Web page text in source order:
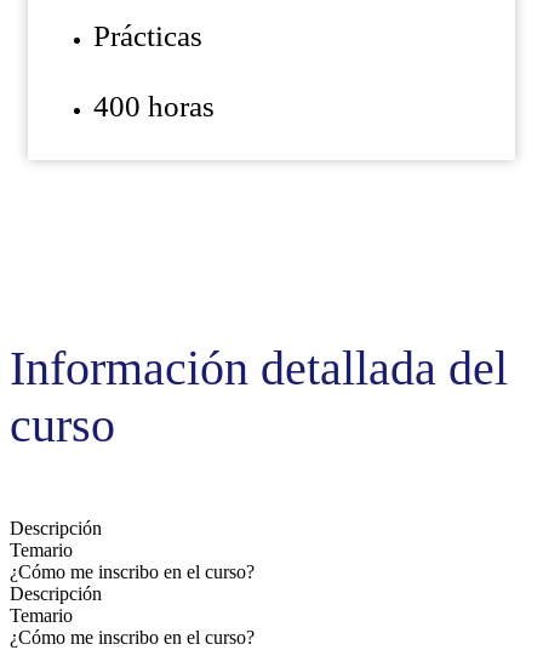
Prácticas
400 horas
Información detallada del
curso
Descripción
Temario
¿Cómo me inscribo en el curso?
Descripción
Temario
¿Cómo me inscribo en el curso?